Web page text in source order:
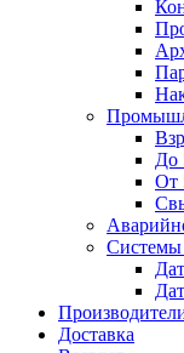
До
От
Системы
Доставка